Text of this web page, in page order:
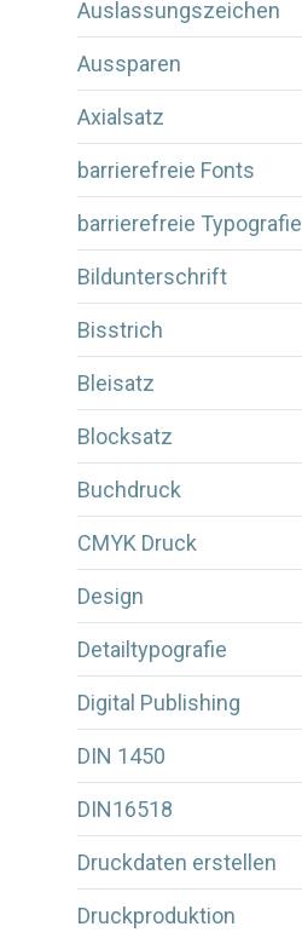
Auslassungszeichen
Aussparen
Axialsatz
barrierefreie Fonts
barrierefreie Typografie
Bildunterschrift
Bisstrich
Bleisatz
Blocksatz
Buchdruck
CMYK Druck
Design
Detailtypografie
Digital Publishing
DIN 1450
DIN16518
Druckdaten erstellen
Druckproduktion